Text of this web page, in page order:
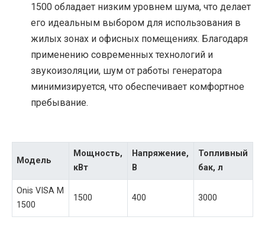
1500 обладает низким уровнем шума, что делает
его идеальным выбором для использования в
жилых зонах и офисных помещениях. Благодаря
применению современных технологий и
звукоизоляции, шум от работы генератора
минимизируется, что обеспечивает комфортное
пребывание.
Модель
Мощность,
кВт
Напряжение,
В
Топливный
бак, л
Onis VISA M
1500
1500 400 3000